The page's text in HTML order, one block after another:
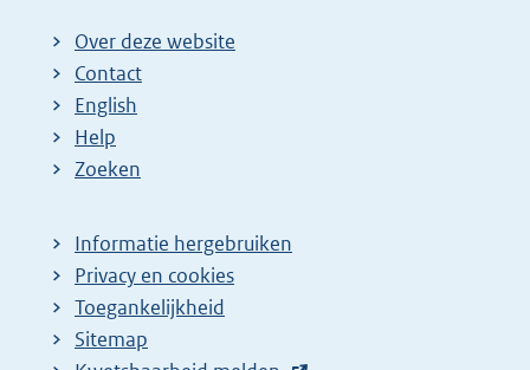
Over deze website
Contact
English
Help
Zoeken
Informatie hergebruiken
Privacy en cookies
Toegankelijkheid
Sitemap